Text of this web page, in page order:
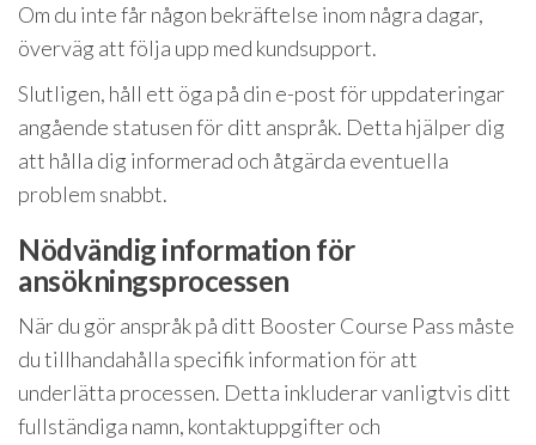
Om du inte får någon bekräftelse inom några dagar,
överväg att följa upp med kundsupport.
Slutligen, håll ett öga på din e-post för uppdateringar
angående statusen för ditt anspråk. Detta hjälper dig
att hålla dig informerad och åtgärda eventuella
problem snabbt.
Nödvändig information för
ansökningsprocessen
När du gör anspråk på ditt Booster Course Pass måste
du tillhandahålla specifik information för att
underlätta processen. Detta inkluderar vanligtvis ditt
fullständiga namn, kontaktuppgifter och